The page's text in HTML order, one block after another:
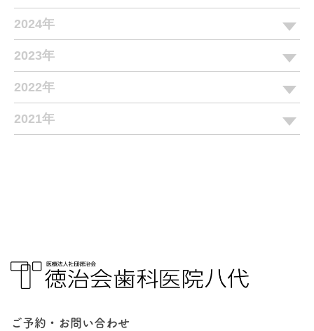
2024年
2023年
2022年
2021年
ご予約・お問い合わせ